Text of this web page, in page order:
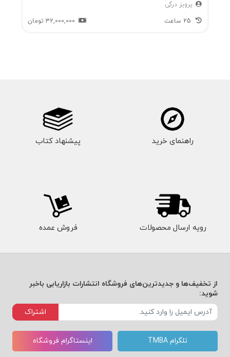
پرویز درگی
32,000,000 تومان
راهنمای خرید پیشنهاد کتاب
رویه ارسال محصولات فروش عمده
از تخفیف‌ها و جدیدترین‌های فروشگاه انتشارات بازاریابی باخبر
شوید:
اشتراک
تلگرام TMBA اینستاگرام فروشگاه